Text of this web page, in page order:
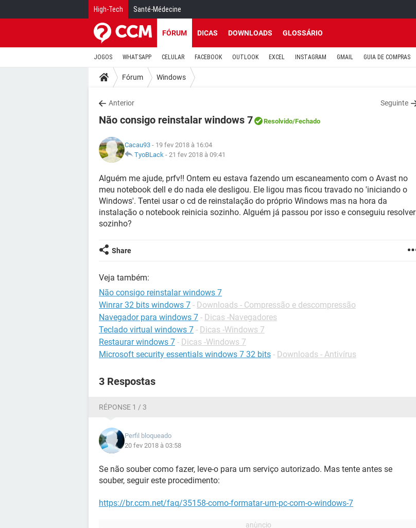
High-Tech Santé-Médecine
FÓRUM DICAS DOWNLOADS GLOSSÁRIO
JOGOS WHATSAPP CELULAR FACEBOOK OUTLOOK EXCEL INSTAGRAM GMAIL GUIA DE COMPRAS
Fórum Windows
Anterior Seguinte
Não consigo reinstalar windows 7 Resolvido/Fechado
Cacau93 - 19 fev 2018 à 16:04
TyoBLack - 21 fev 2018 à 09:41
Alguém me ajude, prfv!! Ontem eu estava fazendo um escaneamento com o Avast no
meu notebook dell e do nada ele desligou. Ele ligou mas ficou travado no 'iniciando o
Windows'. Tentei usar o cd de reinstalação do próprio Windows mas na hora da
instalação o notebook reinicia sozinho. Alguém já passou por isso e conseguiu resolver
sozinho?
Share
Veja também:
Não consigo reinstalar windows 7
Winrar 32 bits windows 7 - Downloads - Compressão e descompressão
Navegador para windows 7 - Dicas -Navegadores
Teclado virtual windows 7 - Dicas -Windows 7
Restaurar windows 7 - Dicas -Windows 7
Microsoft security essentials windows 7 32 bits - Downloads - Antivírus
3 Respostas
RÉPONSE 1 / 3
Perfil bloqueado
20 fev 2018 à 03:58
Se não souber como fazer, leve-o para um serviço autorizado. Mas tente antes se
souber, seguir este procedimento:
https://br.ccm.net/faq/35158-como-formatar-um-pc-com-o-windows-7